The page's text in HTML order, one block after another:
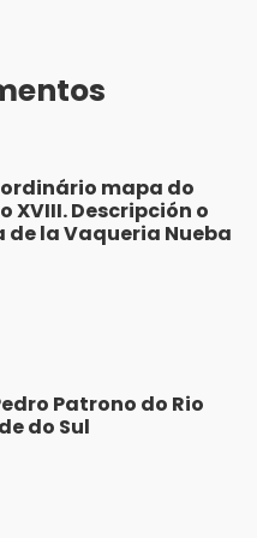
mapa do
XVIII. Descripción o
de la Vaqueria Nueba
Patrono do Rio
do Sul